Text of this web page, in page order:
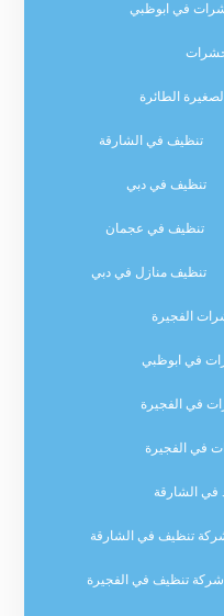
في ابوظبي
الطائرة
تنظيف في الشارقة
تنظيف في دبي
تنظيف في عجمان
تنظيف منازل في دبي
الفجيرة
في ابوظبي
في الفجيرة
في الفجيرة
في الشارقة
تنظيف في الشارقة
شركة تنظيف في الفجيرة